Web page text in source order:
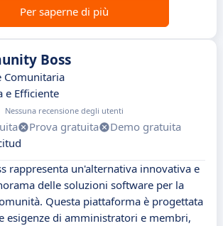
Per saperne di più
Boss
Comunitaria
e Efficiente
Nessuna recensione degli utenti
Prova gratuita
Demo gratuita
rappresenta un'alternativa innovativa e
delle soluzioni software per la
Questa piattaforma è progettata
esigenze di amministratori e membri,